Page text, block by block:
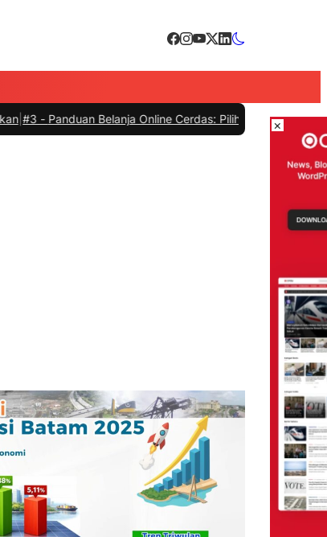
Belanja Online Cerdas: Pilih Produk dengan Bijak dan
×